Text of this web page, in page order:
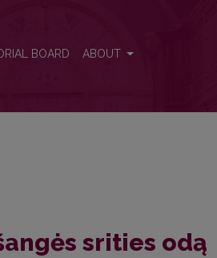
BOARD ABOUT
srities odą